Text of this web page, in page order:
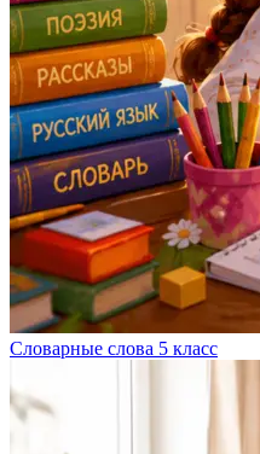
Словарные слова 5 класс